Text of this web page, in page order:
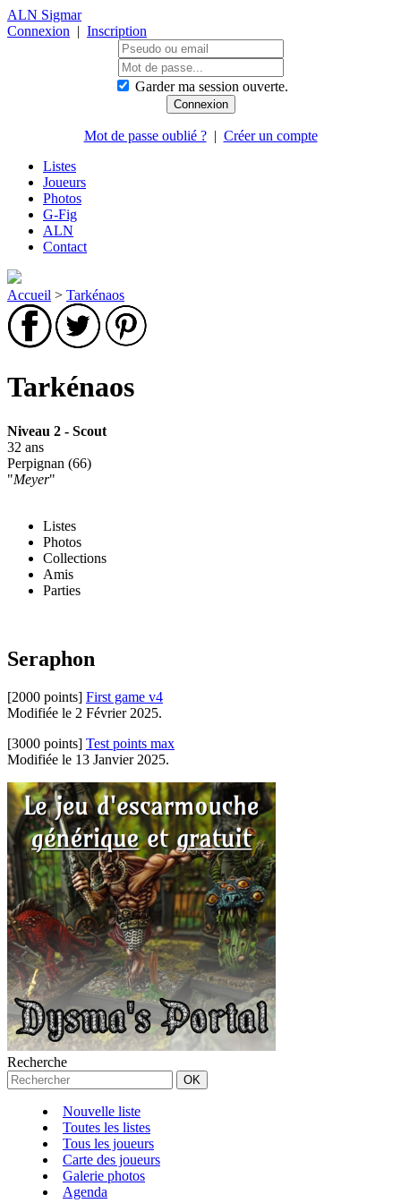
ALN Sigmar
Connexion | Inscription
Garder ma session ouverte.
Mot de passe oublié ?| Créer un compte
Listes
Joueurs
Photos
G-Fig
ALN
Contact
Accueil > Tarkénaos
Tarkénaos
Niveau 2 - Scout
32 ans
Perpignan (66)
"Meyer"
Listes
Photos
Collections
Amis
Parties
Seraphon
[2000 points] First game v4
Modifiée le 2 Février 2025.
[3000 points] Test points max
Modifiée le 13 Janvier 2025.
Recherche
Nouvelle liste
Toutes les listes
Tous les joueurs
Carte des joueurs
Galerie photos
Agenda